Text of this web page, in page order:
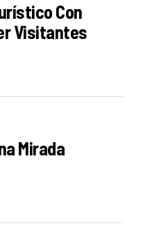
Con
Visitantes
Mirada